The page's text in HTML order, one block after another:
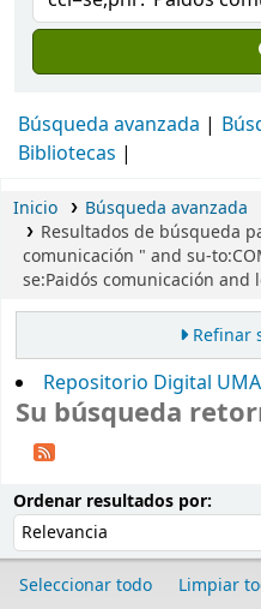
Búsqueda avanzada
Bibliotecas
Inicio
Búsqueda avanzada
Resultados de búsqueda
comunicación " and su-
se:Paidós comunicación and
Refinar
Repositorio Digital UMA
Su búsqueda
Ordenar resultados por:
Seleccionar todo
Limpiar